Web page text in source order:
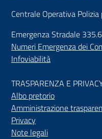
Centrale Operativa
Emergenza Stradale
Numeri Emergenza dei
Infoviabilità
TRASPARENZA E
Albo pretorio
Amministrazione
Privacy
Note legali